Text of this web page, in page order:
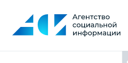
содержанию